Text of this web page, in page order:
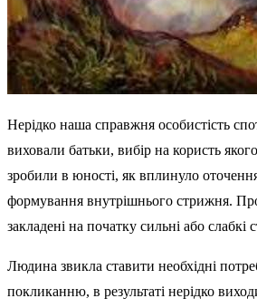
Нерідко наша справжня особистість
виховали батьки, вибір на користь
зробили в юності, як вплинуло
формування внутрішнього стрижня.
закладені на початку сильні або слабкі
Людина звикла ставити необхідні
покликанню, в результаті нерідко